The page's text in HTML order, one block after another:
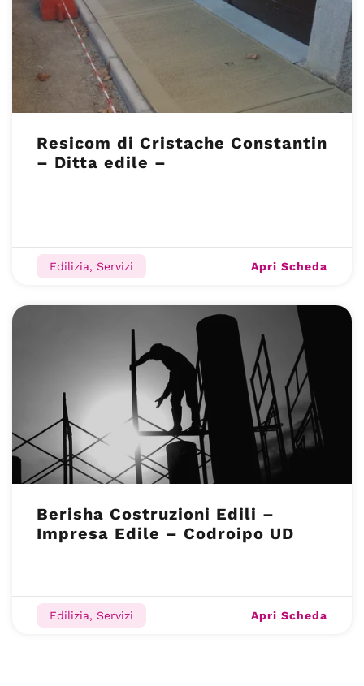
Resicom di Cristache Constantin
– Ditta edile –
Edilizia, Servizi Apri Scheda
Berisha Costruzioni Edili –
Impresa Edile – Codroipo UD
Edilizia, Servizi Apri Scheda